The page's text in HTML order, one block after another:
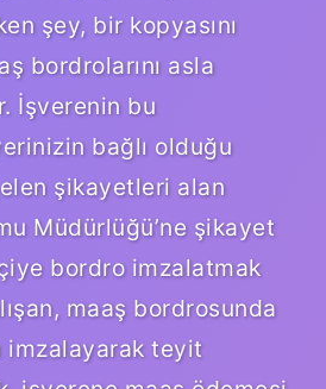
şey, bir kopyasını
bordrolarını asla
İşverenin bu
bağlı olduğu
şikayetleri alan
Müdürlüğü’ne şikayet
bordro imzalatmak
maaş bordrosunda
imzalayarak teyit